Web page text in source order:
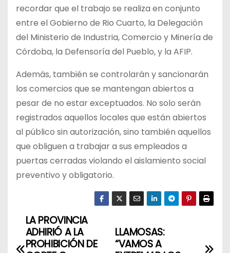
recordar que el trabajo se realiza en conjunto
entre el Gobierno de Rio Cuarto, la Delegación
del Ministerio de Industria, Comercio y Minería de
Córdoba, la Defensoría del Pueblo, y la AFIP.
Además, también se controlarán y sancionarán
los comercios que se mantengan abiertos a
pesar de no estar exceptuados. No solo serán
registrados aquellos locales que están abiertos
al público sin autorización, sino también aquellos
que obliguen a trabajar a sus empleados a
puertas cerradas violando el aislamiento social
preventivo y obligatorio.
N
a
LLAMOSAS:
“VAMOS A
LA PROVINCIA
ADHIRIÓ A LA
PROHIBICIÓN DE